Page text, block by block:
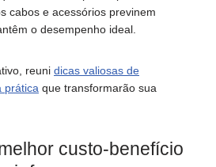
cabos e acessórios previnem
o desempenho ideal.
reuni dicas valiosas de
prática que transformarão sua
custo-benefício